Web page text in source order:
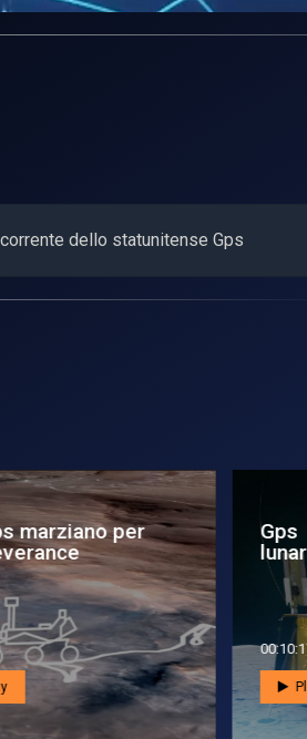
dello statunitense Gps
Gps
lunare
00:10:17
Play